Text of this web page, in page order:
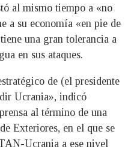
al mismo tiempo a «no
a su economía «en pie de
una gran tolerancia a
en sus ataques.
de (el presidente
Ucrania», indicó
al término de una
Exteriores, en el que se
Ucrania a ese nivel